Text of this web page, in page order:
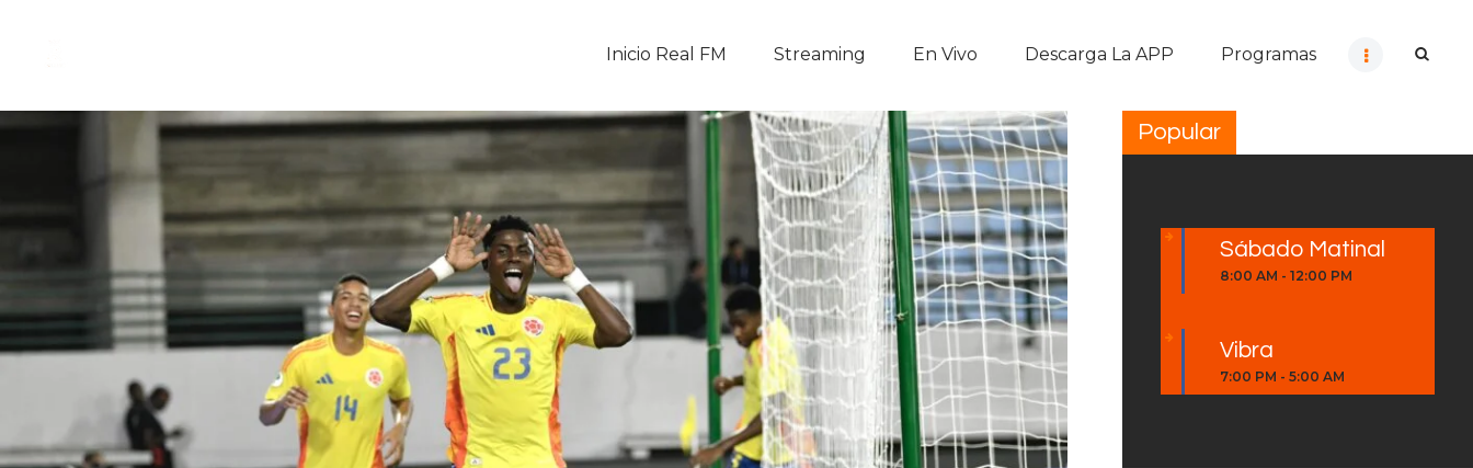
Inicio Real FM Streaming En Vivo Descarga La APP Programas
Descarga La APP
Programas
Noticias
Equipo
Sobre Nosotros
Popular
Sábado Matinal
8:00 AM -12:00 PM
Vibra
7:00 PM -5:00 AM